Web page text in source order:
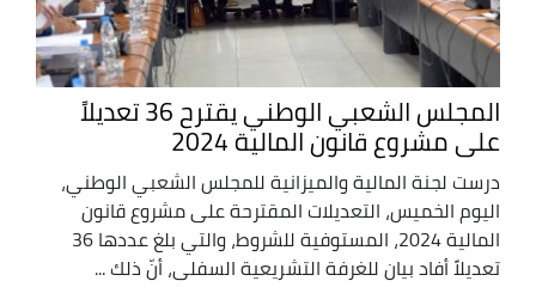
المجلس الشعبي الوطني يقترح 36 تعديلاً
على مشروع قانون المالية 2024
درست لجنة المالية والميزانية للمجلس الشعبي الوطني،
اليوم الخميس، التعديلات المقترحة على مشروع قانون
المالية 2024، المستوفية للشروط، والتي بلغ عددها 36
تعديلاً أفاد بيان للغرفة التشريعية السفلى، أنّ ذلك ...